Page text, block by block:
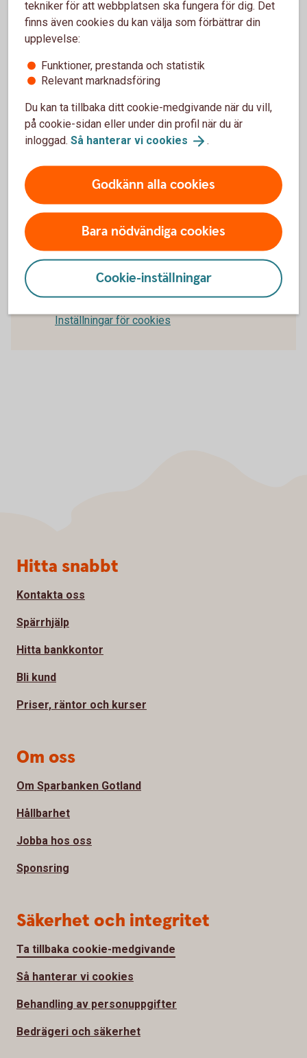
Vanliga frågor och svar
Vad heter dokumentinkasso på engelska?
När får jag tillgång till godset under ett
importinkasso?
importinkasso?
För att se detta innehåll behöver du först
godkänna cookies för Funktioner, prestanda
och statistik.
Inställningar för cookies
tekniker för att webbplatsen ska fungera för dig. Det
finns även cookies du kan välja som förbättrar din
upplevelse:
Funktioner, prestanda och statistik
Relevant marknadsföring
Du kan ta tillbaka ditt cookie-medgivande när du vill,
på cookie-sidan eller under din profil när du är
inloggad. Så hanterar vi cookies .
Godkänn alla cookies
Bara nödvändiga cookies
Cookie-inställningar
Sidfot
Hitta snabbt
Kontakta oss
Spärrhjälp
Hitta bankkontor
Bli kund
Priser, räntor och kurser
Om oss
Om Sparbanken Gotland
Hållbarhet
Jobba hos oss
Sponsring
Säkerhet och integritet
Ta tillbaka cookie-medgivande
Så hanterar vi cookies
Behandling av personuppgifter
Bedrägeri och säkerhet